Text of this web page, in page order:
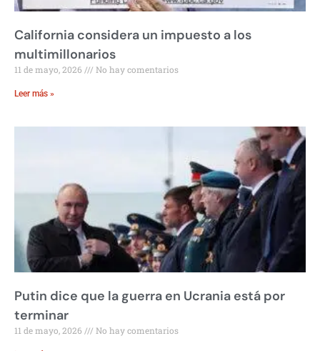
California considera un impuesto a los
multimillonarios
11 de mayo, 2026 No hay comentarios
Leer más »
Putin dice que la guerra en Ucrania está por
terminar
11 de mayo, 2026 No hay comentarios